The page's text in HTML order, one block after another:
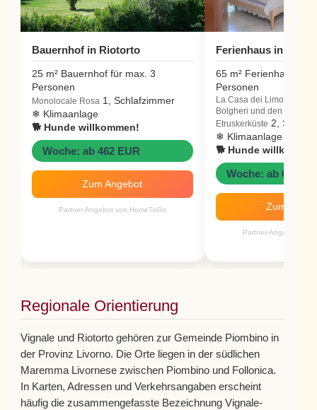
Bauernhof in Riotorto
25 m² Bauernhof für max. 3
Personen
Monolocale Rosa 1, Schlafzimmer
❄ Klimaanlage
🐕 Hunde willkommen!
Woche: ab 462 EUR
Zum Angebot
Partner-Angebot von HomeToGo
Ferienhaus in
65 m² Ferienhaus für
Personen
La Casa dei Limoni –
Bolgheri und den
Etruskerküste 2,
❄ Klimaanlage
🐕 Hunde
Woche: ab 658
Zum
Partner-Angebot von
Regionale Orientierung
Vignale und Riotorto gehören zur Gemeinde Piombino in
der Provinz Livorno. Die Orte liegen in der südlichen
Maremma Livornese zwischen Piombino und Follonica.
In Karten, Adressen und Verkehrsangaben erscheint
häufig die zusammengefasste Bezeichnung Vignale-